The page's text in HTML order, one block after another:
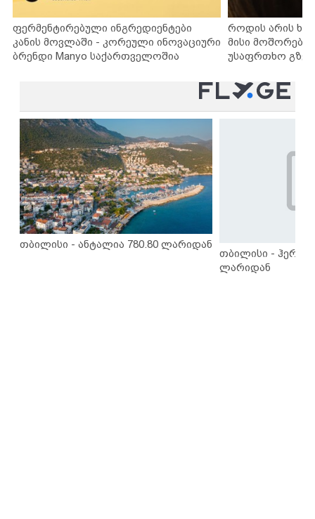
ფერმენტირებული ინგრედიენტები
კანის მოვლაში - კორეული ინოვაციური
ბრენდი Manyo საქართველოშია
როდის არის
მისი
უსაფრთხო
თბილისი - ანტალია 780.80 ლარიდან
თბილისი -
ლარიდან